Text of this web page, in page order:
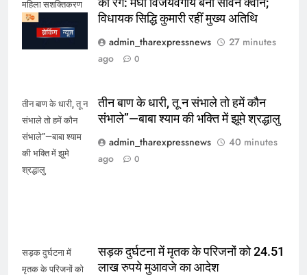
महिला सशक्तिकरण
का रंग
का रंग: मेघा विजयवर्गीय बनीं सावन क्वीन;
विधायक सिद्धि कुमारी रहीं मुख्य अतिथि
admin_tharexpressnews
27 minutes
ago
0
तीन बाण के धारी, तू न
संभाले तो हमें कौन
संभाले”—बाबा श्याम
की भक्ति में झूमे
श्रद्धालु
तीन बाण के धारी, तू न संभाले तो हमें कौन
संभाले”—बाबा श्याम की भक्ति में झूमे श्रद्धालु
admin_tharexpressnews
40 minutes
ago
0
सड़क दुर्घटना में
मृतक के परिजनों को
सड़क दुर्घटना में मृतक के परिजनों को 24.51
लाख रुपये मुआवजे का आदेश